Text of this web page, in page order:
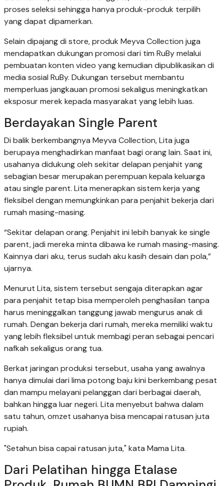
proses seleksi sehingga hanya produk-produk terpilih
yang dapat dipamerkan.
Selain dipajang di store, produk Meyva Collection juga
mendapatkan dukungan promosi dari tim RuBy melalui
pembuatan konten video yang kemudian dipublikasikan di
media sosial RuBy. Dukungan tersebut membantu
memperluas jangkauan promosi sekaligus meningkatkan
eksposur merek kepada masyarakat yang lebih luas.
Berdayakan Single Parent
Di balik berkembangnya Meyva Collection, Lita juga
berupaya menghadirkan manfaat bagi orang lain. Saat ini,
usahanya didukung oleh sekitar delapan penjahit yang
sebagian besar merupakan perempuan kepala keluarga
atau single parent. Lita menerapkan sistem kerja yang
fleksibel dengan memungkinkan para penjahit bekerja dari
rumah masing-masing.
“Sekitar delapan orang. Penjahit ini lebih banyak ke single
parent, jadi mereka minta dibawa ke rumah masing-masing.
Kainnya dari aku, terus sudah aku kasih desain dan pola,”
ujarnya.
Menurut Lita, sistem tersebut sengaja diterapkan agar
para penjahit tetap bisa memperoleh penghasilan tanpa
harus meninggalkan tanggung jawab mengurus anak di
rumah. Dengan bekerja dari rumah, mereka memiliki waktu
yang lebih fleksibel untuk membagi peran sebagai pencari
nafkah sekaligus orang tua.
Berkat jaringan produksi tersebut, usaha yang awalnya
hanya dimulai dari lima potong baju kini berkembang pesat
dan mampu melayani pelanggan dari berbagai daerah,
bahkan hingga luar negeri. Lita menyebut bahwa dalam
satu tahun, omzet usahanya bisa mencapai ratusan juta
rupiah.
"Setahun bisa capai ratusan juta," kata Mama Lita.
Dari Pelatihan hingga Etalase